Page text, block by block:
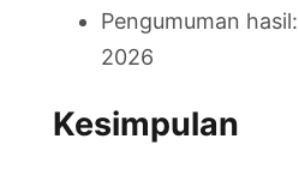
Pengumuman
2026
Kesimpulan